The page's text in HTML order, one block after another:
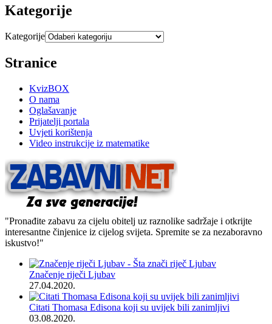
Kategorije
Kategorije
Stranice
KvizBOX
O nama
Oglašavanje
Prijatelji portala
Uvjeti korištenja
Video instrukcije iz matematike
"Pronađite zabavu za cijelu obitelj uz raznolike sadržaje i otkrijte
interesantne činjenice iz cijelog svijeta. Spremite se za nezaboravno
iskustvo!"
Značenje riječi Ljubav
27.04.2020.
Citati Thomasa Edisona koji su uvijek bili zanimljivi
03.08.2020.